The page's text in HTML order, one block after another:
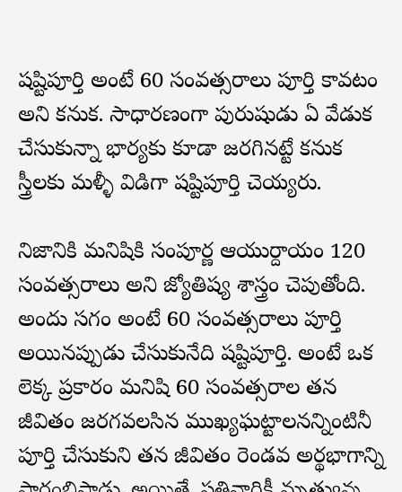
షష్టిపూర్తి అంటే 60 సంవత్సరాలు పూర్తి కావటం
అని కనుక. సాధారణంగా పురుషుడు ఏ వేడుక
చేసుకున్నా భార్యకు కూడా జరగినట్టే కనుక
స్త్రీలకు మళ్ళీ విడిగా షష్టిపూర్తి చెయ్యరు.
నిజానికి మనిషికి సంపూర్ణ ఆయుర్దాయం 120
సంవత్సరాలు అని జ్యోతిష్య శాస్త్రం చెపుతోంది.
అందులో సగం అంటే 60 సంవత్సరాలు పూర్తి
అయినప్పుడు చేసుకునేది షష్టిపూర్తి. అంటే ఒక
లెక్క ప్రకారం మనిషి 60 సంవత్సరాలలో తన
జీవితంలో జరగవలసిన ముఖ్యఘట్టాలనన్నింటినీ
పూర్తి చేసుకుని తన జీవితంలో రెండవ అర్థభాగాన్ని